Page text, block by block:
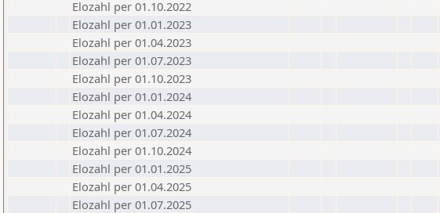
Elozahl per 01.10.2022
Elozahl per 01.01.2023
Elozahl per 01.04.2023
Elozahl per 01.07.2023
Elozahl per 01.10.2023
Elozahl per 01.01.2024
Elozahl per 01.04.2024
Elozahl per 01.07.2024
Elozahl per 01.10.2024
Elozahl per 01.01.2025
Elozahl per 01.04.2025
Elozahl per 01.07.2025